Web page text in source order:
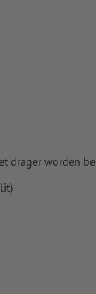
drager worden